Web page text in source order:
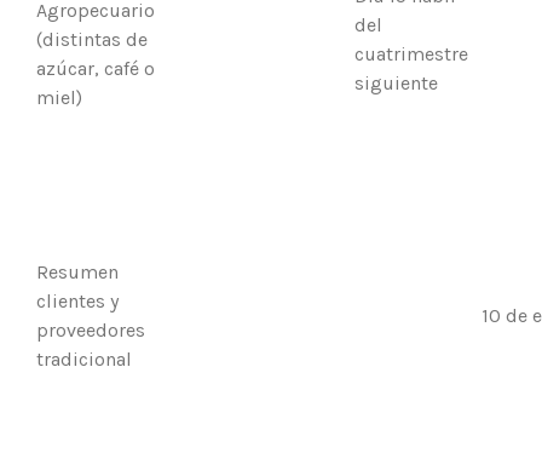
Agropecuario
(distintas de
azúcar, café o
miel)
del
cuatrimestre
siguiente
Resumen
clientes y
proveedores
tradicional
10 de